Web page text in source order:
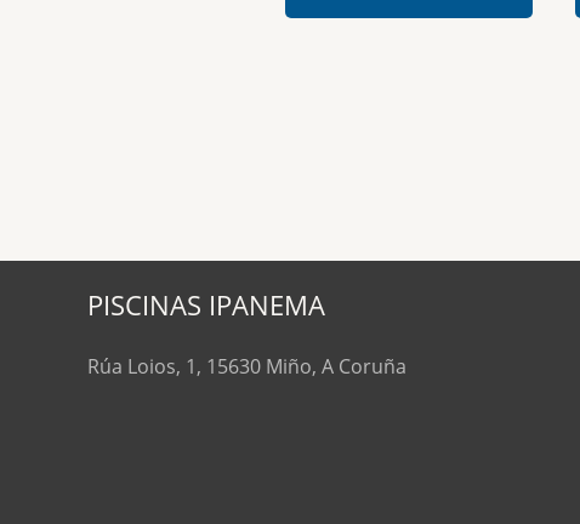
PISCINAS IPANEMA
Rúa Loios, 1, 15630 Miño, A Coruña